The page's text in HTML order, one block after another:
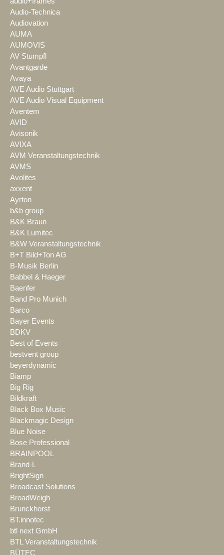
Audio-Technica
Audiovation
AUMA
AUMOVIS
AV Stumpfl
Avantgarde
Avaya
AVE Audio Stuttgart
AVE Audio Visual Equipment
Aventem
AVID
Avisonik
AVIXA
AVM Veranstaltungstechnik
AVMS
Avolites
axxent
Ayrton
b&b group
B&K Braun
B&K Lumitec
B&W Veranstaltungstechnik
B+T Bild+Ton AG
B-Musik Berlin
Babbel & Haeger
Baenfer
Band Pro Munich
Barco
Bayer Events
BDKV
Best of Events
bestvent group
beyerdynamic
Biamp
Big Rig
Bildkraft
Black Box Music
Blackmagic Design
Blue Noise
Bose Professional
BRAINPOOL
Brand-L
BrightSign
Broadcast Solutions
BroadWeigh
Brunckhorst
BT.innotec
btl next GmbH
BTL Veranstaltungstechnik
BÜTEC